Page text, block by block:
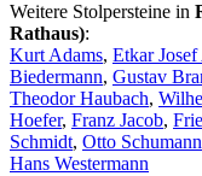
Weitere Stolpersteine in
Rathaus):
Kurt Adams, Etkar
Biedermann, Gustav
Theodor Haubach,
Hoefer, Franz Jacob,
Schmidt, Otto Schumann
Hans Westermann